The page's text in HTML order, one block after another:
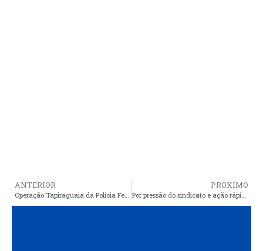
ANTERIOR PRÓXIMO